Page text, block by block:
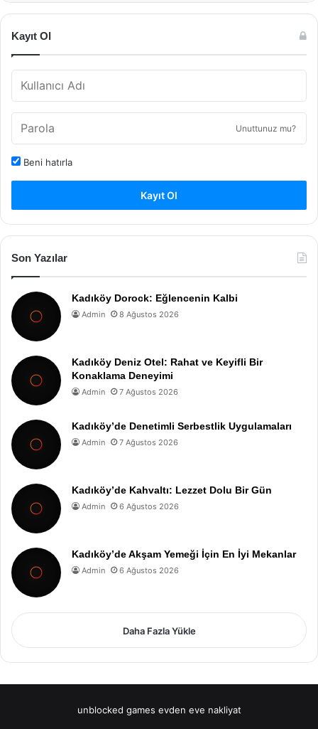
Kayıt Ol
Unuttunuz mu?
Beni hatırla
Kayıt Ol
Son Yazılar
Kadıköy Dorock: Eğlencenin Kalbi
Admin 8 Ağustos 2026
Kadıköy Deniz Otel: Rahat ve Keyifli Bir
Konaklama Deneyimi
Admin 7 Ağustos 2026
Kadıköy’de Denetimli Serbestlik Uygulamaları
Admin 7 Ağustos 2026
Kadıköy’de Kahvaltı: Lezzet Dolu Bir Gün
Admin 6 Ağustos 2026
Kadıköy’de Akşam Yemeği İçin En İyi Mekanlar
Admin 6 Ağustos 2026
Daha Fazla Yükle
unblocked games evden eve nakliyat